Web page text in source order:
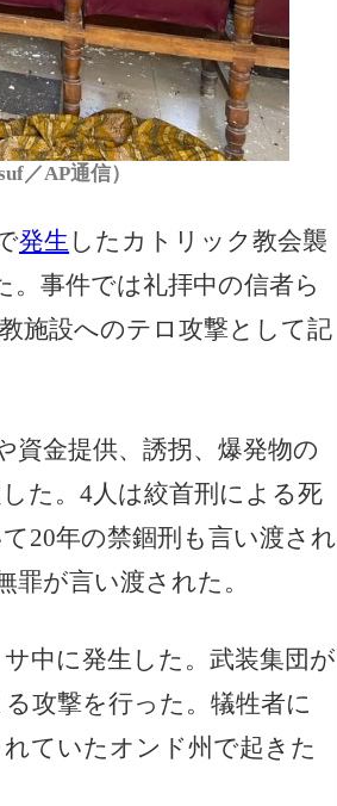
／AP通信）
発生 したカトリック教会襲
事件では礼拝中の信者ら
施設へのテロ攻撃として記
資金提供、誘拐、爆発物の
た。4人は絞首刑による死
20年の禁錮刑も言い渡され
が言い渡された。
中に発生した。武装集団が
攻撃を行った。犠牲者に
ていたオンド州で起きた